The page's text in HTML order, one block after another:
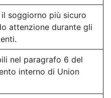
il soggiorno più sicuro
attenzione durante gli
nel paragrafo 6 del
interno di Union